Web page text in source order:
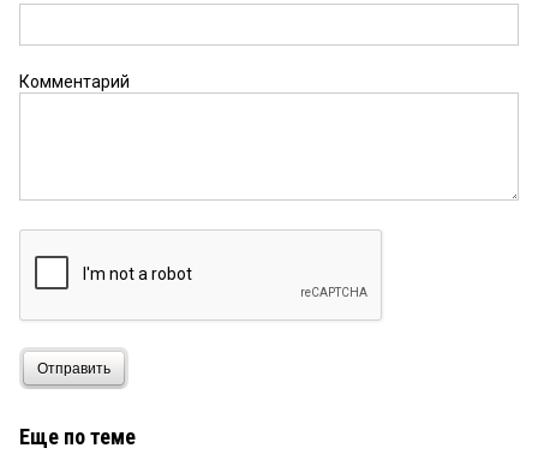
Комментарий
Отправить
Еще по теме